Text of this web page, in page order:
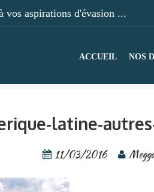
vos aspirations d'évasion ...
ACCUEIL NOS
latine-
11/03/2016